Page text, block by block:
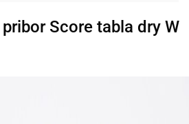
Score tabla dry W